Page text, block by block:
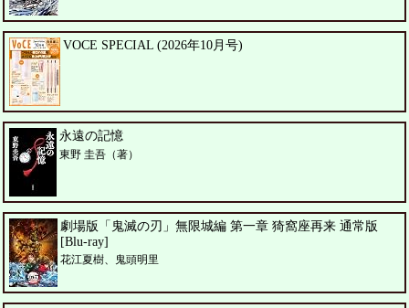
VOCE SPECIAL (2026年10月号)
永遠の記憶
東野 圭吾（著）
劇場版「鬼滅の刃」無限城編 第一章 猗窩座再来 通常版
[Blu-ray]
花江夏樹、鬼頭明里